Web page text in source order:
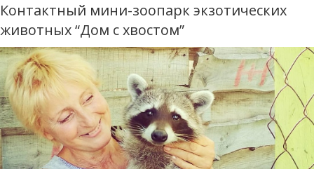
Контактный мини-зоопарк экзотических
животных “Дом с хвостом”